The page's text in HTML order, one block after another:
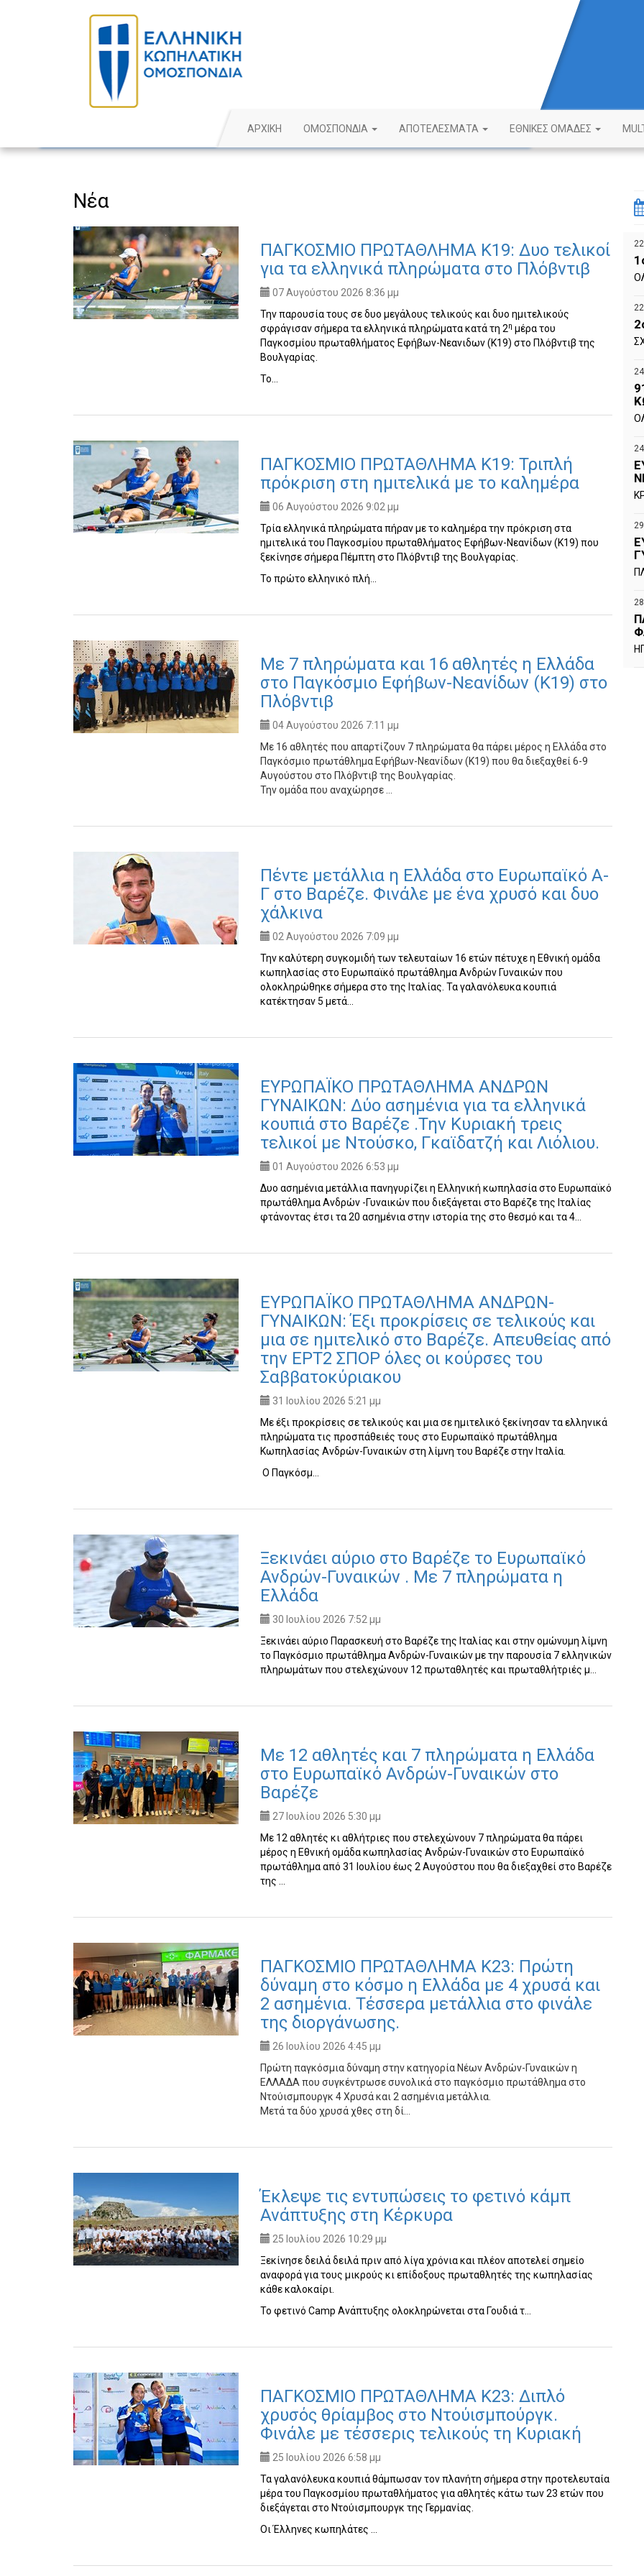
ΑΡΧΙΚΗ ΟΜΟΣΠΟΝΔΙΑ ΑΠΟΤΕΛΕΣΜΑΤΑ ΕΘΝΙΚΕΣ ΟΜΑΔΕΣ
Νέα
ΠΑΓΚΟΣΜΙΟ ΠΡΩΤΑΘΛΗΜΑ Κ19: Δυο τελικοί
για τα ελληνικά πληρώματα στο Πλόβντιβ
07 Αυγούστου 2026 8:36 μμ
Την παρουσία τους σε δυο μεγάλους τελικούς και δυο ημιτελικούς
σφράγισαν σήμερα τα ελληνικά πληρώματα κατά τη 2η μέρα του
Παγκοσμίου πρωταθλήματος Εφήβων-Νεανιδων (Κ19) στο Πλόβντιβ της
Βουλγαρίας.
Το…
ΠΑΓΚΟΣΜΙΟ ΠΡΩΤΑΘΛΗΜΑ Κ19: Τριπλή
πρόκριση στη ημιτελικά με το καλημέρα
06 Αυγούστου 2026 9:02 μμ
Τρία ελληνικά πληρώματα πήραν με το καλημέρα την πρόκριση στα
ημιτελικά του Παγκοσμίου πρωταθλήματος Εφήβων-Νεανίδων (Κ19) που
ξεκίνησε σήμερα Πέμπτη στο Πλόβντιβ της Βουλγαρίας.
Το πρώτο ελληνικό πλή…
Με 7 πληρώματα και 16 αθλητές η Ελλάδα
στο Παγκόσμιο Εφήβων-Νεανίδων (Κ19) στο
Πλόβντιβ
04 Αυγούστου 2026 7:11 μμ
Με 16 αθλητές που απαρτίζουν 7 πληρώματα θα πάρει μέρος η Ελλάδα στο
Παγκόσμιο πρωτάθλημα Εφήβων-Νεανίδων (Κ19) που θα διεξαχθεί 6-9
Αυγούστου στο Πλόβντιβ της Βουλγαρίας.
Την ομάδα που αναχώρησε …
Πέντε μετάλλια η Ελλάδα στο Ευρωπαϊκό Α-
Γ στο Βαρέζε. Φινάλε με ένα χρυσό και δυο
χάλκινα
02 Αυγούστου 2026 7:09 μμ
Την καλύτερη συγκομιδή των τελευταίων 16 ετών πέτυχε η Εθνική ομάδα
κωπηλασίας στο Ευρωπαϊκό πρωτάθλημα Ανδρών Γυναικών που
ολοκληρώθηκε σήμερα στο της Ιταλίας. Τα γαλανόλευκα κουπιά
κατέκτησαν 5 μετά…
ΕΥΡΩΠΑΪΚΟ ΠΡΩΤΑΘΛΗΜΑ ΑΝΔΡΩΝ
ΓΥΝΑΙΚΩΝ: Δύο ασημένια για τα ελληνικά
κουπιά στο Βαρέζε .Την Κυριακή τρεις
τελικοί με Ντούσκο, Γκαϊδατζή και Λιόλιου.
01 Αυγούστου 2026 6:53 μμ
Δυο ασημένια μετάλλια πανηγυρίζει η Ελληνική κωπηλασία στο Ευρωπαϊκό
πρωτάθλημα Ανδρών -Γυναικών που διεξάγεται στο Βαρέζε της Ιταλίας
φτάνοντας έτσι τα 20 ασημένια στην ιστορία της στο θεσμό και τα 4…
ΕΥΡΩΠΑΪΚΟ ΠΡΩΤΑΘΛΗΜΑ ΑΝΔΡΩΝ-
ΓΥΝΑΙΚΩΝ: Έξι προκρίσεις σε τελικούς και
μια σε ημιτελικό στο Βαρέζε. Απευθείας από
την ΕΡΤ2 ΣΠΟΡ όλες οι κούρσες του
Σαββατοκύριακου
31 Ιουλίου 2026 5:21 μμ
Με έξι προκρίσεις σε τελικούς και μια σε ημιτελικό ξεκίνησαν τα ελληνικά
πληρώματα τις προσπάθειές τους στο Ευρωπαϊκό πρωτάθλημα
Κωπηλασίας Ανδρών-Γυναικών στη λίμνη του Βαρέζε στην Ιταλία.
Ο Παγκόσμ…
Ξεκινάει αύριο στο Βαρέζε το Ευρωπαϊκό
Ανδρών-Γυναικών . Με 7 πληρώματα η
Ελλάδα
30 Ιουλίου 2026 7:52 μμ
Ξεκινάει αύριο Παρασκευή στο Βαρέζε της Ιταλίας και στην ομώνυμη λίμνη
το Παγκόσμιο πρωτάθλημα Ανδρών-Γυναικών με την παρουσία 7 ελληνικών
πληρωμάτων που στελεχώνουν 12 πρωταθλητές και πρωταθλήτριές μ…
Με 12 αθλητές και 7 πληρώματα η Ελλάδα
στο Ευρωπαϊκό Ανδρών-Γυναικών στο
Βαρέζε
27 Ιουλίου 2026 5:30 μμ
Με 12 αθλητές κι αθλήτριες που στελεχώνουν 7 πληρώματα θα πάρει
μέρος η Εθνική ομάδα κωπηλασίας Ανδρών-Γυναικών στο Ευρωπαϊκό
πρωτάθλημα από 31 Ιουλίου έως 2 Αυγούστου που θα διεξαχθεί στο Βαρέζε
της …
ΠΑΓΚΟΣΜΙΟ ΠΡΩΤΑΘΛΗΜΑ Κ23: Πρώτη
δύναμη στο κόσμο η Ελλάδα με 4 χρυσά και
2 ασημένια. Τέσσερα μετάλλια στο φινάλε
της διοργάνωσης.
26 Ιουλίου 2026 4:45 μμ
Πρώτη παγκόσμια δύναμη στην κατηγορία Νέων Ανδρών-Γυναικών η
ΕΛΛΑΔΑ που συγκέντρωσε συνολικά στο παγκόσμιο πρωτάθλημα στο
Ντούισμπουργκ 4 Χρυσά και 2 ασημένια μετάλλια.
Μετά τα δύο χρυσά χθες στη δί…
Έκλεψε τις εντυπώσεις το φετινό κάμπ
Ανάπτυξης στη Κέρκυρα
25 Ιουλίου 2026 10:29 μμ
Ξεκίνησε δειλά δειλά πριν από λίγα χρόνια και πλέον αποτελεί σημείο
αναφορά για τους μικρούς κι επίδοξους πρωταθλητές της κωπηλασίας
κάθε καλοκαίρι.
Το φετινό Camp Ανάπτυξης ολοκληρώνεται στα Γουδιά τ…
ΠΑΓΚΟΣΜΙΟ ΠΡΩΤΑΘΛΗΜΑ Κ23: Διπλό
χρυσός θρίαμβος στο Ντούισμπούργκ.
Φινάλε με τέσσερις τελικούς τη Κυριακή
25 Ιουλίου 2026 6:58 μμ
Τα γαλανόλευκα κουπιά θάμπωσαν τον πλανήτη σήμερα στην προτελευταία
μέρα του Παγκοσμίου πρωταθλήματος για αθλητές κάτω των 23 ετών που
διεξάγεται στο Ντούισμπουργκ της Γερμανίας.
Οι Έλληνες κωπηλάτες …